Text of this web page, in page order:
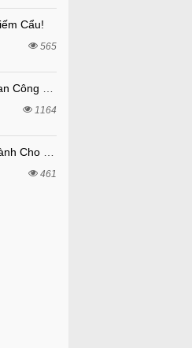
Cẩu!
565
1164
461